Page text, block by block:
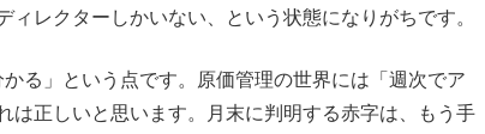
レクターしかいない、という状態になりがちです。
る」という点です。原価管理の世界には「週次でア
は正しいと思います。月末に判明する赤字は、もう手